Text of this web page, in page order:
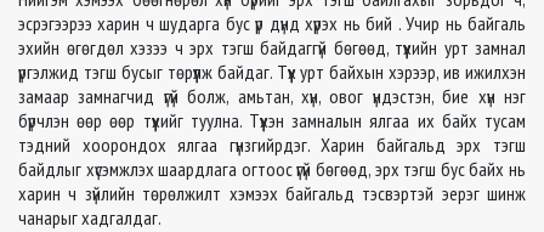
эсрэгээрээ харин ч шударга бус үр дүнд хүрэх нь бий . Учир нь байгаль
эхийн өгөгдөл хэзээ ч эрх тэгш байдаггүй бөгөөд, түүхийн урт замнал
үргэлжид тэгш бусыг төрүүлж байдаг. Түүх урт байхын хэрээр, ив ижилхэн
замаар замнагчид үгүй болж, амьтан, хүн, овог үндэстэн, бие хүн нэг
бүрчлэн өөр өөр түүхийг туулна. Түүхэн замналын ялгаа их байх тусам
тэдний хоорондох ялгаа гүнзгийрдэг. Харин байгальд эрх тэгш
байдлыг хүсэмжлэх шаардлага огтоос үгүй бөгөөд, эрх тэгш бус байх нь
харин ч зүйлийн төрөлжилт хэмээх байгальд тэсвэртэй эерэг шинж
чанарыг хадгалдаг.